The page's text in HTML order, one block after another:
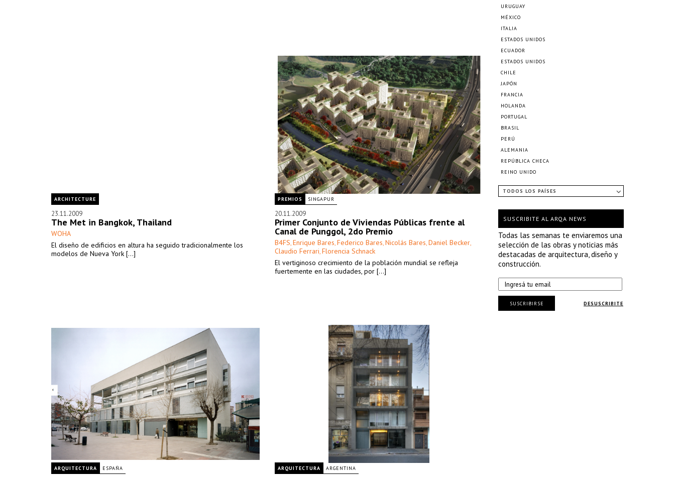
ARCHITECTURE
23.11.2009
The Met in Bangkok, Thailand
WOHA
El diseño de edificios en altura ha seguido tradicionalmente los
modelos de Nueva York [...]
PREMIOS SINGAPUR
20.11.2009
Primer Conjunto de Viviendas Públicas frente al
Canal de Punggol, 2do Premio
B4FS, Enrique Bares, Federico Bares, Nicolás Bares, Daniel Becker,
Claudio Ferrari, Florencia Schnack
El vertiginoso crecimiento de la población mundial se refleja
fuertemente en las ciudades, por [...]
ARQUITECTURA ESPAÑA ARQUITECTURA ARGENTINA
URUGUAY
MÉXICO
ITALIA
ESTADOS UNIDOS
ECUADOR
ESTADOS UNIDOS
CHILE
JAPÓN
FRANCIA
HOLANDA
PORTUGAL
BRASIL
PERÚ
ALEMANIA
REPÚBLICA CHECA
REINO UNIDO
TODOS LOS PAÍSES
SUSCRIBITE AL ARQA NEWS
Todas las semanas te enviaremos una
selección de las obras y noticias más
destacadas de arquitectura, diseño y
construcción.
DESUSCRIBITE
SUSCRIBIRSE